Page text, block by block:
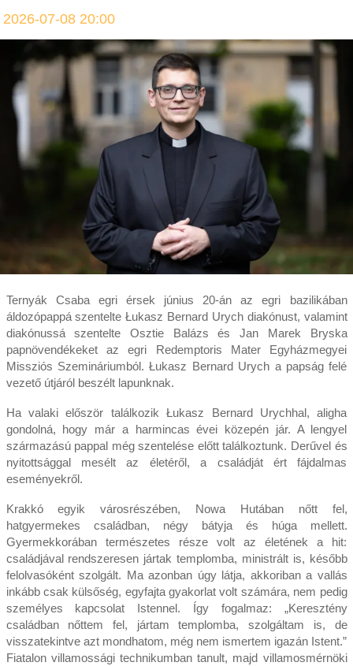
2026-07-08 20:00
Ternyák Csaba egri érsek június 20-án az egri bazilikában
áldozópappá szentelte Łukasz Bernard Urych diakónust, valamint
diakónussá szentelte Osztie Balázs és Jan Marek Bryska
papnövendékeket az egri Redemptoris Mater Egyházmegyei
Missziós Szemináriumból. Łukasz Bernard Urych a papság felé
vezető útjáról beszélt lapunknak.
Ha valaki először találkozik Łukasz Bernard Urychhal, aligha
gondolná, hogy már a harmincas évei közepén jár. A lengyel
származású pappal még szentelése előtt találkoztunk. Derűvel és
nyitottsággal mesélt az életéről, a családját ért fájdalmas
eseményekről.
Krakkó egyik városrészében, Nowa Hutában nőtt fel,
hatgyermekes családban, négy bátyja és húga mellett.
Gyermekkorában természetes része volt az életének a hit:
családjával rendszeresen jártak templomba, ministrált is, később
felolvasóként szolgált. Ma azonban úgy látja, akkoriban a vallás
inkább csak külsőség, egyfajta gyakorlat volt számára, nem pedig
személyes kapcsolat Istennel. Így fogalmaz: „Keresztény
családban nőttem fel, jártam templomba, szolgáltam is, de
visszatekintve azt mondhatom, még nem ismertem igazán Istent.”
Fiatalon villamossági technikumban tanult, majd villamosmérnöki